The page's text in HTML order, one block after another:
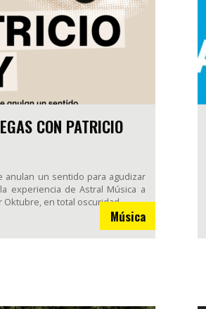
CON PATRICIO
anulan un sentido para agudizar
experiencia de Astral Música a
Oktubre, en total oscuridad.
Música